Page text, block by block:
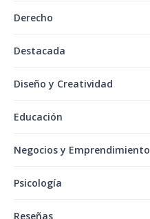
Derecho
Destacada
Diseño y Creatividad
Educación
Negocios y Emprendimiento
Psicología
Reseñas